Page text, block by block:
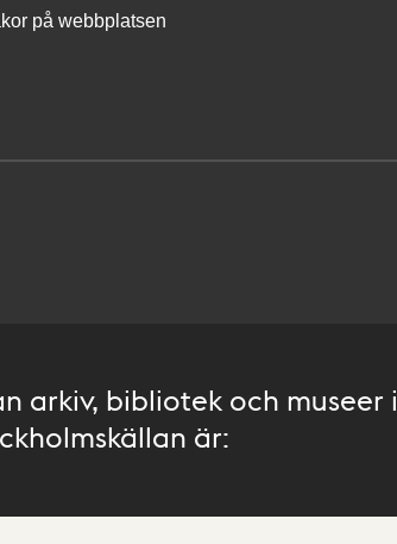
på webbplatsen
arkiv, bibliotek och museer i
är: